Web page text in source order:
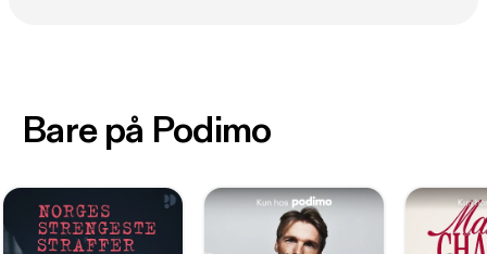
Bare på Podimo